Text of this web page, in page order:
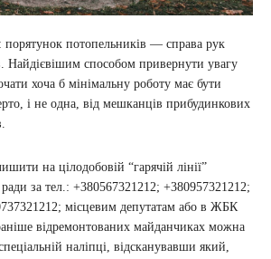
порятунок потопельників — справа рук
Найдієвішим способом привернути увагу
хоча б мінімальну роботу має бути
і не одна, від мешканців прибудинкових
на цілодобовій “гарячій лінії”
ради за тел.: +380567321212; +380957321212;
місцевим депутатам або в ЖБК
відремонтованих майданчиках можна
наліпці, відсканувавши який,